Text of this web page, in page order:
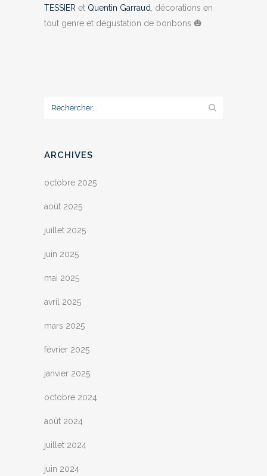
TESSIER et Quentin Garraud
, décorations en
tout genre et dégustation de bonbons 🎃
ARCHIVES
octobre 2025
août 2025
juillet 2025
juin 2025
mai 2025
avril 2025
mars 2025
février 2025
janvier 2025
octobre 2024
août 2024
juillet 2024
juin 2024